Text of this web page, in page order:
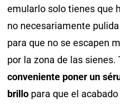
emularlo solo tienes que
no necesariamente
para que no se escapen
por la zona de las sienes.
conveniente poner un
brillo para que el